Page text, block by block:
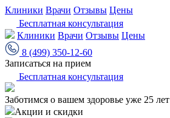
Клиники Врачи Отзывы Цены
Бесплатная консультация
Клиники Врачи Отзывы Цены
8 (499) 350-12-60
Записаться на прием
Бесплатная консультация
Заботимся о вашем здоровье уже 25 лет
Акции и скидки